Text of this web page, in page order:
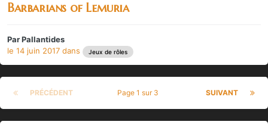
Barbarians of Lemuria
ParPallantides
le 14 juin 2017 dans Jeux de rôles
PRÉCÉDENT SUIVANT
Page 1 sur 3